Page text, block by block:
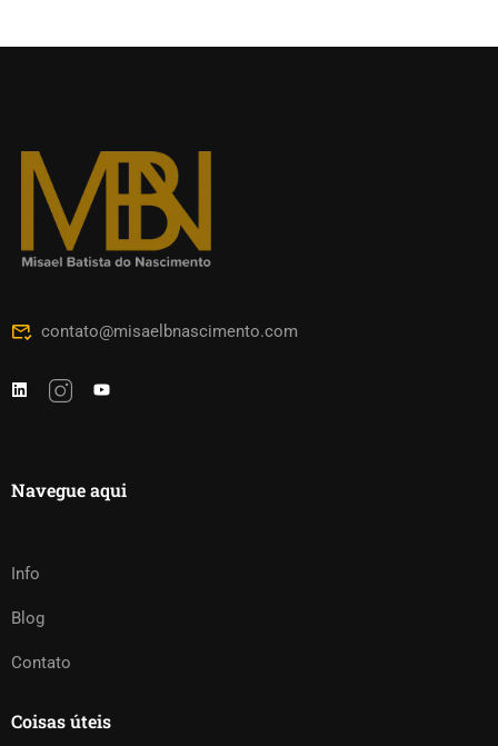
contato@misaelbnascimento.com
Navegue aqui
Info
Blog
Contato
Coisas úteis